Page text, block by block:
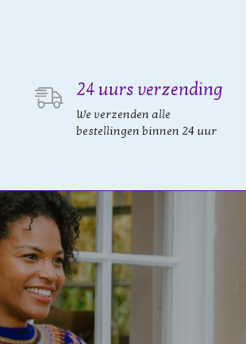
24 uurs verzending
We verzenden alle
bestellingen binnen 24 uur